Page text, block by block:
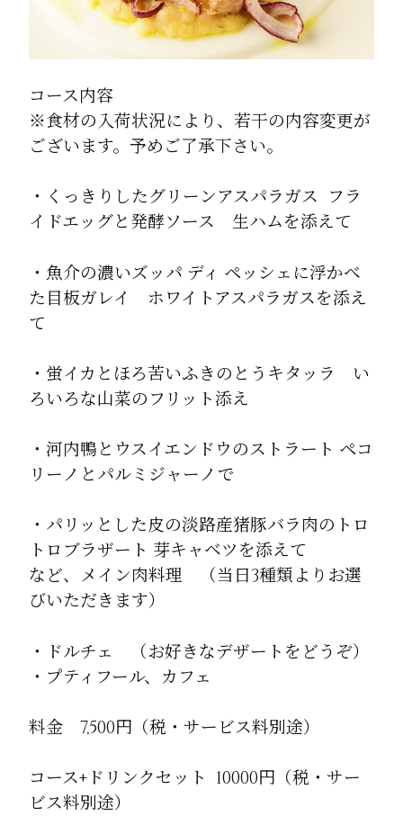
コース内容
※食材の入荷状況により、若干の内容変更が
ございます。予めご了承下さい。
・くっきりしたグリーンアスパラガス フラ
イドエッグと発酵ソース 生ハムを添えて
・魚介の濃いズッパ ディ ペッシェに浮かべ
た目板ガレイ ホワイトアスパラガスを添え
て
・蛍イカとほろ苦いふきのとうキタッラ い
ろいろな山菜のフリット添え
・河内鴨とウスイエンドウのストラート ペコ
リーノとパルミジャーノで
・パリッとした皮の淡路産猪豚バラ肉のトロ
トロブラザート 芽キャベツを添えて
など、メイン肉料理 （当日3種類よりお選
びいただきます）
・ドルチェ （お好きなデザートをどうぞ）
・プティフール、カフェ
料金 7,500円（税・サービス料別途）
コース+ドリンクセット 10000円（税・サー
ビス料別途）